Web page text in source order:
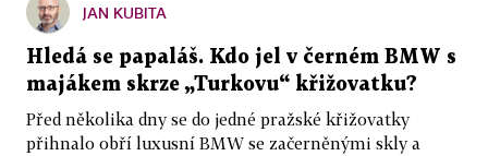
JAN KUBITA
Hledá se papaláš. Kdo jel v černém BMW s
majákem skrze „Turkovu“ křižovatku?
Před několika dny se do jedné pražské křižovatky
přihnalo obří luxusní BMW se začerněnými skly a